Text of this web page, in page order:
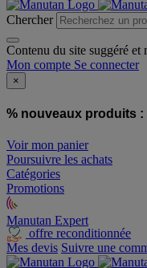
Chercher
Contenu du site suggéré et
Mon compte Se connecter
×
% nouveaux produits :
Voir mon panier
Poursuivre les achats
Catégories
Promotions
Manutan Expert
offre reconditionnée
Mes devis Suivre une